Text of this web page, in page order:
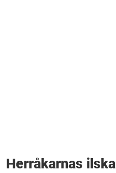
Herråkarnas ilska